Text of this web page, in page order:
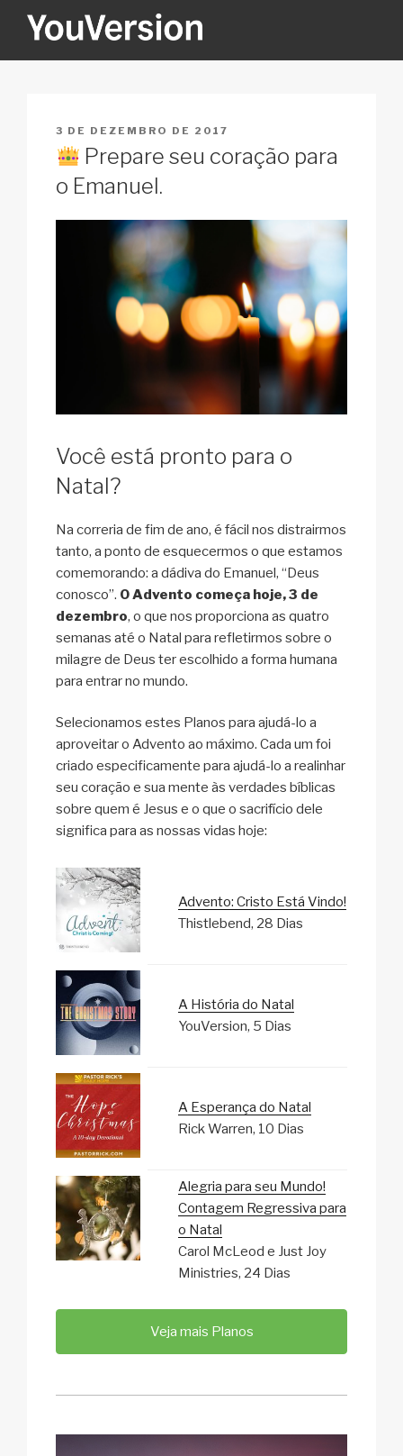
YOUVERSION
PUBLICADO
EM
3 DE DEZEMBRO DE 2017
Prepare seu coração para
o Emanuel.
Você está pronto para o
Natal?
Na correria de fim de ano, é fácil nos distrairmos
tanto, a ponto de esquecermos o que estamos
comemorando: a dádiva do Emanuel, “Deus
conosco”. O Advento começa hoje, 3 de
dezembro, o que nos proporciona as quatro
semanas até o Natal para refletirmos sobre o
milagre de Deus ter escolhido a forma humana
para entrar no mundo.
Selecionamos estes Planos para ajudá-lo a
aproveitar o Advento ao máximo. Cada um foi
criado especificamente para ajudá-lo a realinhar
seu coração e sua mente às verdades bíblicas
sobre quem é Jesus e o que o sacrifício dele
significa para as nossas vidas hoje:
Advento: Cristo Está Vindo!
Thistlebend, 28 Dias
A História do Natal
YouVersion, 5 Dias
A Esperança do Natal
Rick Warren, 10 Dias
Alegria para seu Mundo!
Contagem Regressiva para
o Natal
Carol McLeod e Just Joy
Ministries, 24 Dias
Veja mais Planos